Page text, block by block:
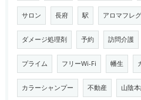
サロン 長府 駅 アロマフレ
ダメージ処理剤 予約 訪問介護
プライム フリーWi-Fi 幡生
カラーシャンプー 不動産 山陰